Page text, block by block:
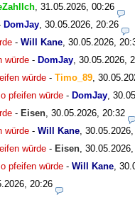
31.05.2026, 00:26
DomJay 30.05.2026, 20:26
- Will Kane 30.05.2026,
würde - DomJay 30.05.2026,
würde - Timo_89
pfeifen würde - DomJay
- Eisen 30.05.2026, 20:32
würde - Will Kane
würde - Eisen
pfeifen würde - Will Kane
20:26